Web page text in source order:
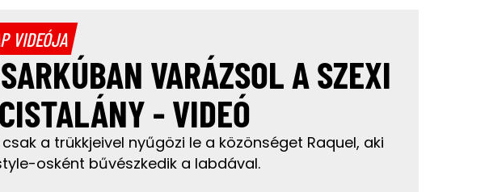
VIDEÓJA
VARÁZSOL A SZEXI
- VIDEÓ
a trükkjeivel nyűgözi le a közönséget Raquel, aki
osként bűvészkedik a labdával.